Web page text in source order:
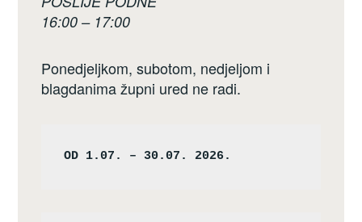
16:00 – 17:00
Ponedjeljkom, subotom, nedjeljom i
blagdanima župni ured ne radi.
OD 1.07. – 30.07. 2026.